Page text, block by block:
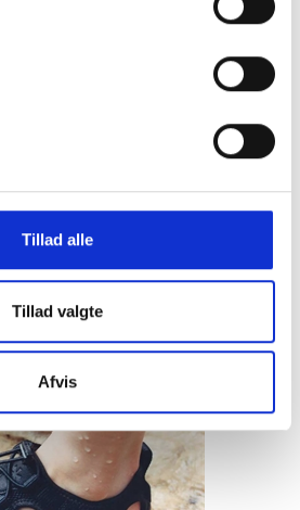
Tillad alle
Tillad valgte
Afvis